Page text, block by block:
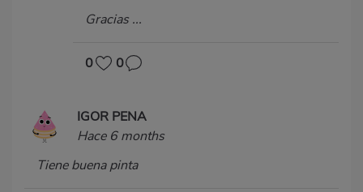
Gracias ...
0 0
IGOR PENA
Hace 6 months
Tiene buena pinta